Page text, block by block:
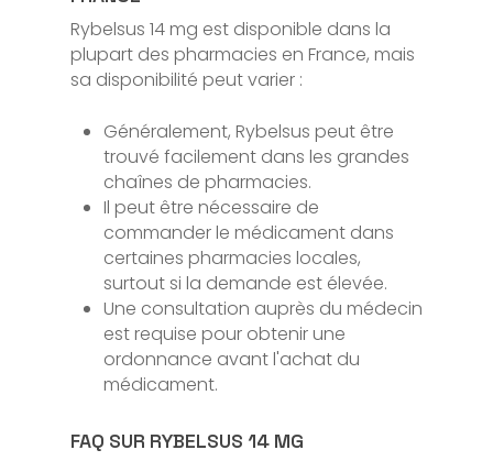
Rybelsus 14 mg est disponible dans la
plupart des pharmacies en France, mais
sa disponibilité peut varier :
Généralement, Rybelsus peut être
trouvé facilement dans les grandes
chaînes de pharmacies.
Il peut être nécessaire de
commander le médicament dans
certaines pharmacies locales,
surtout si la demande est élevée.
Une consultation auprès du médecin
est requise pour obtenir une
ordonnance avant l'achat du
médicament.
FAQ SUR RYBELSUS 14 MG